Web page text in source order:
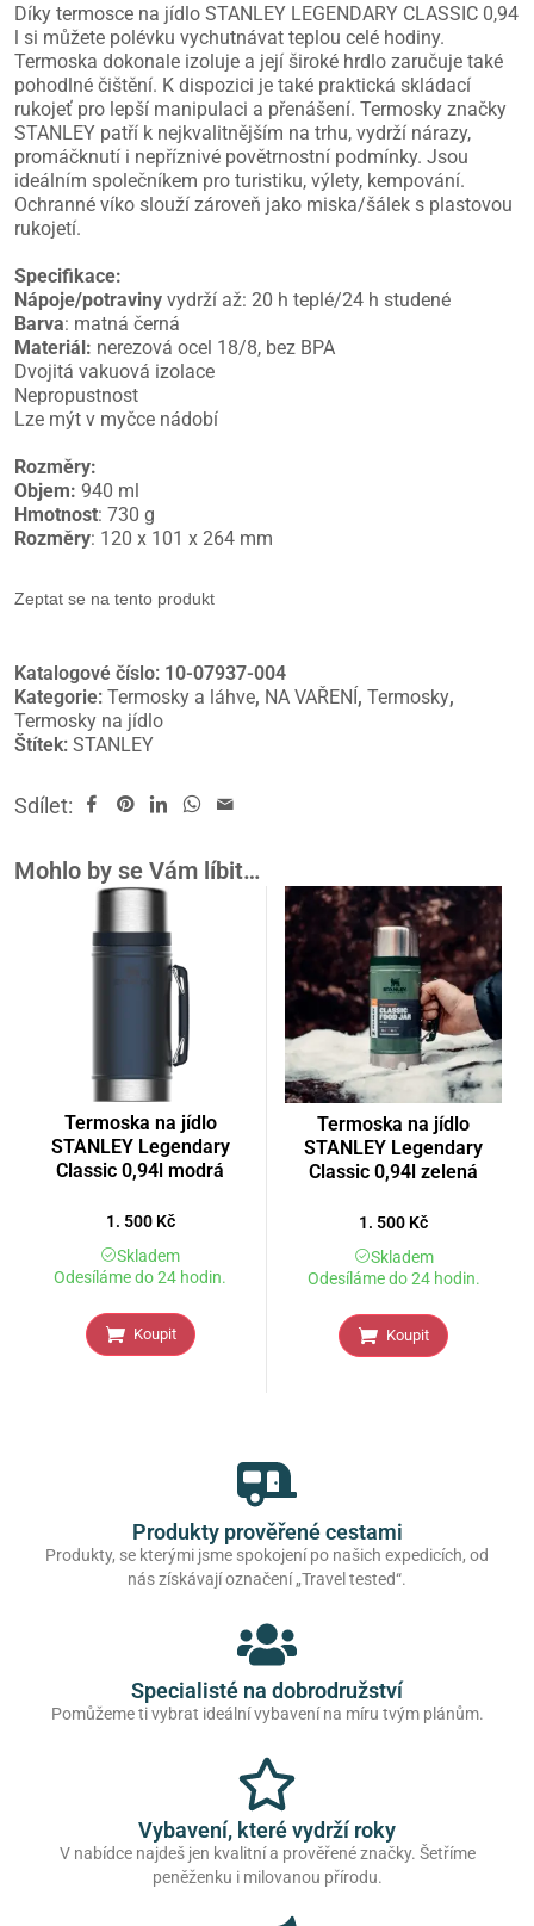
Díky termosce na jídlo STANLEY LEGENDARY CLASSIC 0,94
l si můžete polévku vychutnávat teplou celé hodiny.
Termoska dokonale izoluje a její široké hrdlo zaručuje také
pohodlné čištění. K dispozici je také praktická skládací
rukojeť pro lepší manipulaci a přenášení. Termosky značky
STANLEY patří k nejkvalitnějším na trhu, vydrží nárazy,
promáčknutí i nepříznivé povětrnostní podmínky. Jsou
ideálním společníkem pro turistiku, výlety, kempování.
Ochranné víko slouží zároveň jako miska/šálek s plastovou
rukojetí.
Specifikace:
Nápoje/potraviny vydrží až: 20 h teplé/24 h studené
Barva: matná černá
Materiál: nerezová ocel 18/8, bez BPA
Dvojitá vakuová izolace
Nepropustnost
Lze mýt v myčce nádobí
Rozměry:
Objem: 940 ml
Hmotnost: 730 g
Rozměry: 120 x 101 x 264 mm
Zeptat se na tento produkt
Katalogové číslo: 10-07937-004
Kategorie: Termosky a láhve, NA VAŘENÍ, Termosky,
Termosky na jídlo
Štítek: STANLEY
Sdílet:
Mohlo by se Vám líbit…
Termoska na jídlo
STANLEY Legendary
Classic 0,94l modrá
1. 500 Kč
Skladem
Odesíláme do 24 hodin.
Koupit
Termoska na jídlo
STANLEY Legendary
Classic 0,94l zelená
1. 500 Kč
Skladem
Odesíláme do 24 hodin.
Koupit
Produkty prověřené cestami
Produkty, se kterými jsme spokojení po našich expedicích, od
nás získávají označení „Travel tested“.
Specialisté na dobrodružství
Pomůžeme ti vybrat ideální vybavení na míru tvým plánům.
Vybavení, které vydrží roky
V nabídce najdeš jen kvalitní a prověřené značky. Šetříme
peněženku i milovanou přírodu.